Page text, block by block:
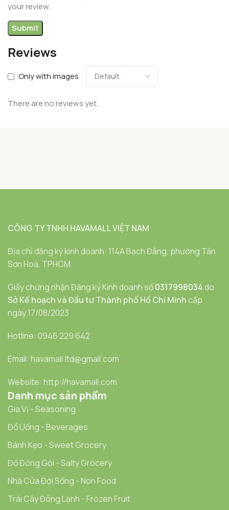
Reviews
Only with images
There are no reviews yet.
your review.
CÔNG TY TNHH HAVAMALL VIỆT NAM
Địa chỉ đăng ký kinh doanh: 114A Bạch Đằng, phường Tân
Sơn Hoà, TPHCM.
Giấy chứng nhận Đăng ký Kinh doanh số0317998034 do
Sở Kế hoạch và Đầu tư Thành phố Hồ Chí Minh cấp
ngày 17/08/2023
Hotline: 0946 229 642
Email: havamall.ltd@gmail.com
Website: http://havamall.com
Danh mục sản phẩm
Gia Vị - Seasoning
Đồ Uống - Beverages
Bánh Kẹo - Sweet Grocery
Đồ Đóng Gói - Salty Grocery
Nhà Cửa Đời Sống - Non Food
Trái Cây Đông Lạnh - Frozen Fruit